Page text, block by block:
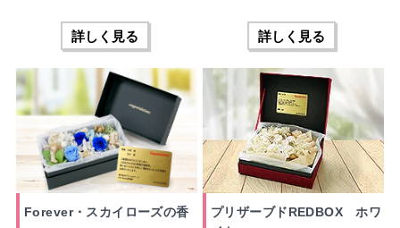
詳しく見る 詳しく見る
Forever・スカイローズの香
プリザーブドREDBOX ホワ